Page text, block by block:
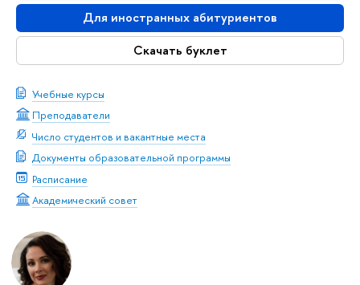
Для иностранных абитуриентов
Скачать буклет
Учебные курсы
Преподаватели
Число студентов и вакантные места
Документы образовательной программы
Расписание
Академический совет